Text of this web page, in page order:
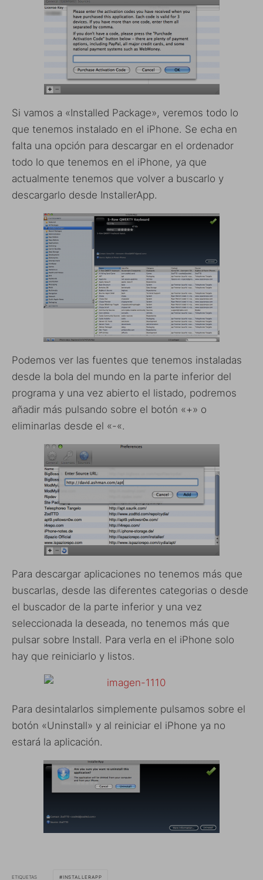
Si vamos a «Installed Package», veremos todo lo
que tenemos instalado en el iPhone. Se echa en
falta una opción para descargar en el ordenador
todo lo que tenemos en el iPhone, ya que
actualmente tenemos que volver a buscarlo y
descargarlo desde InstallerApp.
Podemos ver las fuentes que tenemos instaladas
desde la bola del mundo en la parte inferior del
programa y una vez abierto el listado, podremos
añadir más pulsando sobre el botón «+» o
eliminarlas desde el «-«.
Para descargar aplicaciones no tenemos más que
buscarlas, desde las diferentes categorias o desde
el buscador de la parte inferior y una vez
seleccionada la deseada, no tenemos más que
pulsar sobre Install. Para verla en el iPhone solo
hay que reiniciarlo y listos.
Para desintalarlos simplemente pulsamos sobre el
botón «Uninstall» y al reiniciar el iPhone ya no
estará la aplicación.
ETIQUETAS INSTALLERAPP